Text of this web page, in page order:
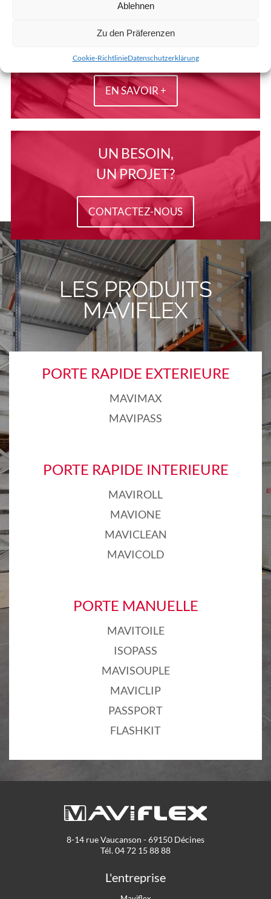
Ablehnen
Zu den Präferenzen
Cookie-RichtlinieDatenschutzerklärung
LA BROCHURE
MAVIFLEX
EN SAVOIR +
UN BESOIN,
UN PROJET?
CONTACTEZ-NOUS
LES PRODUITS
MAVIFLEX
PORTE RAPIDE EXTERIEURE
MAVIMAX
MAVIPASS
PORTE RAPIDE INTERIEURE
MAVIROLL
MAVIONE
MAVICLEAN
MAVICOLD
PORTE MANUELLE
MAVITOILE
ISOPASS
MAVISOUPLE
MAVICLIP
PASSPORT
FLASHKIT
8-14 rue Vaucanson - 69150 Décines
Tél. 04 72 15 88 88
L'entreprise